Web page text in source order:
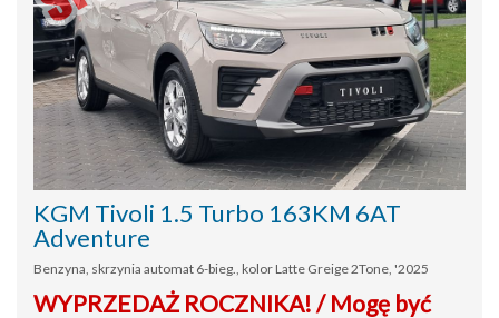
KGM Tivoli 1.5 Turbo 163KM 6AT
Adventure
Benzyna, skrzynia automat 6-bieg., kolor Latte Greige 2Tone, '2025
WYPRZEDAŻ ROCZNIKA! / Mogę być